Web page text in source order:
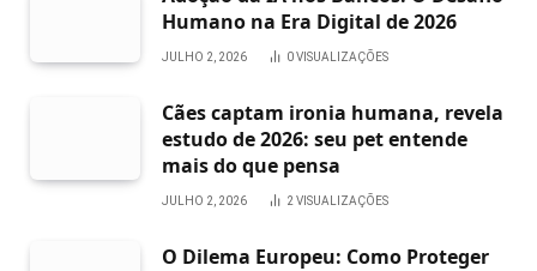
Humano na Era Digital de 2026
JULHO 2, 2026 0VISUALIZAÇÕES
Cães captam ironia humana, revela
estudo de 2026: seu pet entende
mais do que pensa
JULHO 2, 2026 2VISUALIZAÇÕES
O Dilema Europeu: Como Proteger